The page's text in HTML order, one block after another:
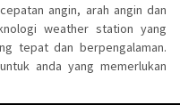
angin, arah angin dan
weather station yang
tepat dan berpengalaman.
anda yang memerlukan